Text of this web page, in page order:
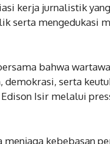
kerja jurnalistik
serta mengedukasi
bahwa
serta
Edison Isir melalui
menjaga kebebasan